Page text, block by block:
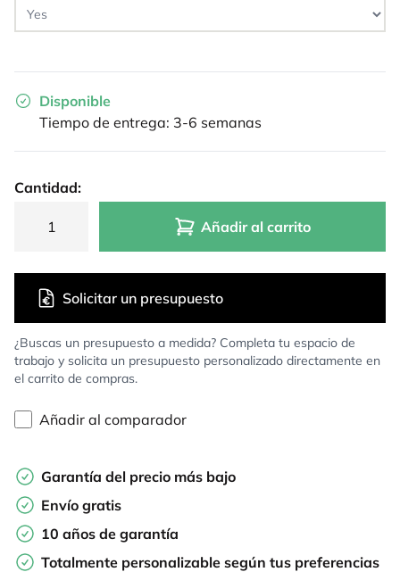
Disponible
Tiempo de entrega: 3-6 semanas
Cantidad:
Añadir al carrito
¿Buscas un presupuesto a medida? Completa tu espacio de
trabajo y solicita un presupuesto personalizado directamente en
el carrito de compras.
Solicitar un presupuesto
Añadir al comparador
Garantía del precio más bajo
Envío gratis
10 años de garantía
Totalmente personalizable según tus preferencias